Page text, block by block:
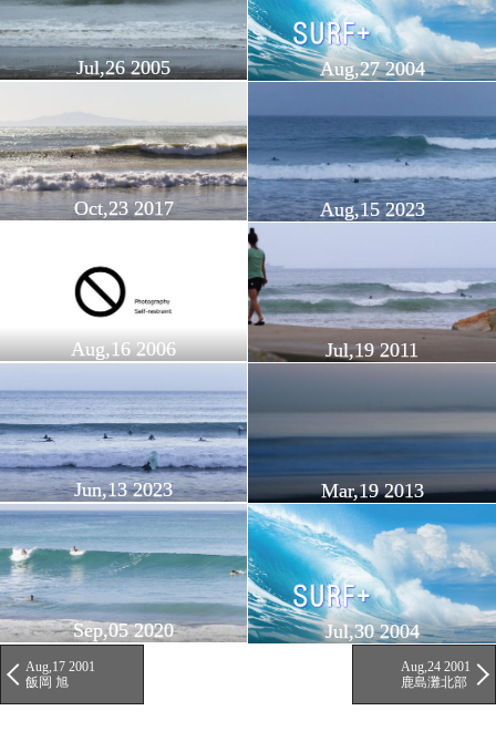
Jul,26 2005 Aug,27 2004
Oct,23 2017 Aug,15 2023
Aug,16 2006 Jul,19 2011
Jun,13 2023 Mar,19 2013
Sep,05 2020 Jul,30 2004
Aug,17 2001
飯岡 旭
Aug,24 2001
鹿島灘北部